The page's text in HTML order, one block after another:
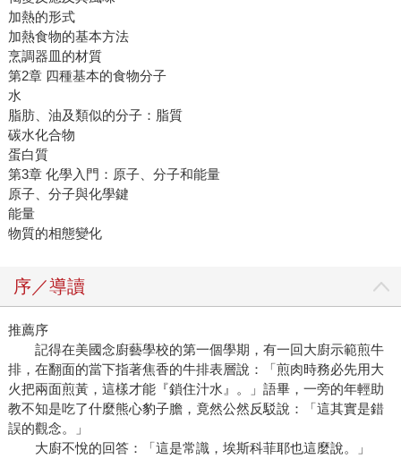
加熱的形式
加熱食物的基本方法
烹調器皿的材質
第2章 四種基本的食物分子
水
脂肪、油及類似的分子：脂質
碳水化合物
蛋白質
第3章 化學入門：原子、分子和能量
原子、分子與化學鍵
能量
物質的相態變化
序／導讀
推薦序
記得在美國念廚藝學校的第一個學期，有一回大廚示範煎牛
排，在翻面的當下指著焦香的牛排表層說：「煎肉時務必先用大
火把兩面煎黃，這樣才能『鎖住汁水』。」語畢，一旁的年輕助
教不知是吃了什麼熊心豹子膽，竟然公然反駁說：「這其實是錯
誤的觀念。」
大廚不悅的回答：「這是常識，埃斯科菲耶也這麼說。」